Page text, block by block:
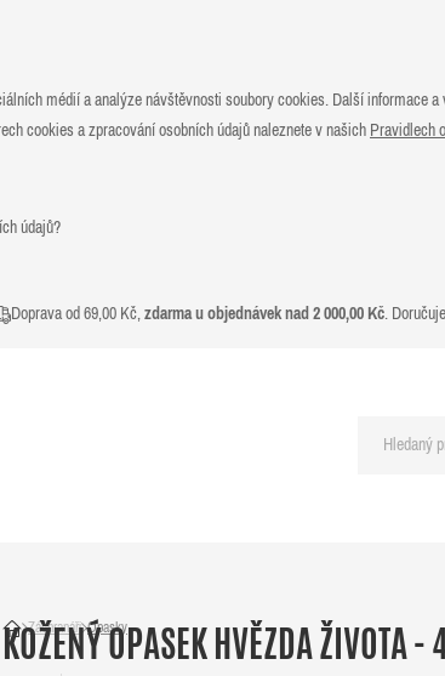
médií a analýze návštěvnosti soubory cookies. Další informace
cookies a zpracování osobních údajů naleznete v našich Pravidlech
údajů?
Doprava od 69,00 Kč,zdarma u objednávek nad 2 000,00 Kč.
Záchranáři Opasky
KOŽENÝ OPASEK HVĚZDA ŽIVOTA